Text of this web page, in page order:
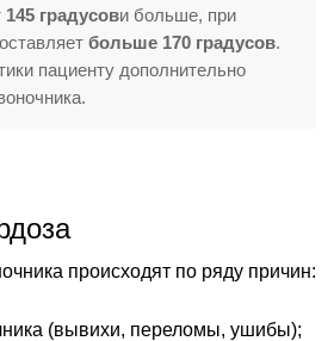
145 градусови больше, при
больше 170 градусов.
пациенту дополнительно
происходят по ряду причин:
(вывихи, переломы, ушибы);